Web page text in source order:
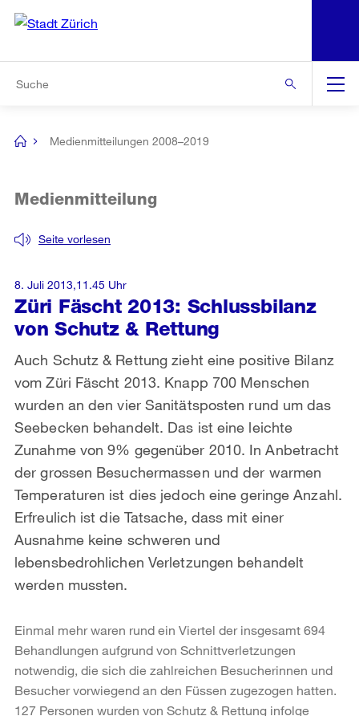
Navigation
[no
Medienmitteilungen 2008–2019
Züri Fäscht 2013: Schlussbilanz
von Schutz & Rettung
Seite vorlesen
Medienmitteilung
Auch Schutz & Rettung zieht eine positive Bilanz
vom Züri Fäscht 2013. Knapp 700 Menschen
wurden an den vier Sanitätsposten rund um das
Seebecken behandelt. Das ist eine leichte
Zunahme von 9% gegenüber 2010. In Anbetracht
der grossen Besuchermassen und der warmen
Temperaturen ist dies jedoch eine geringe Anzahl.
Erfreulich ist die Tatsache, dass mit einer
Ausnahme keine schweren und
lebensbedrohlichen Verletzungen behandelt
werden mussten.
8. Juli 2013,11.45 Uhr
Einmal mehr waren rund ein Viertel der insgesamt 694
Behandlungen aufgrund von Schnittverletzungen
notwendig, die sich die zahlreichen Besucherinnen und
Besucher vorwiegend an den Füssen zugezogen hatten.
127 Personen wurden von Schutz & Rettung infolge